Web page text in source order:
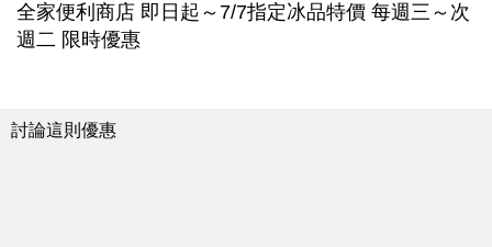
全家便利商店 即日起～7/7指定冰品特價 每週三～次
週二 限時優惠
討論這則優惠